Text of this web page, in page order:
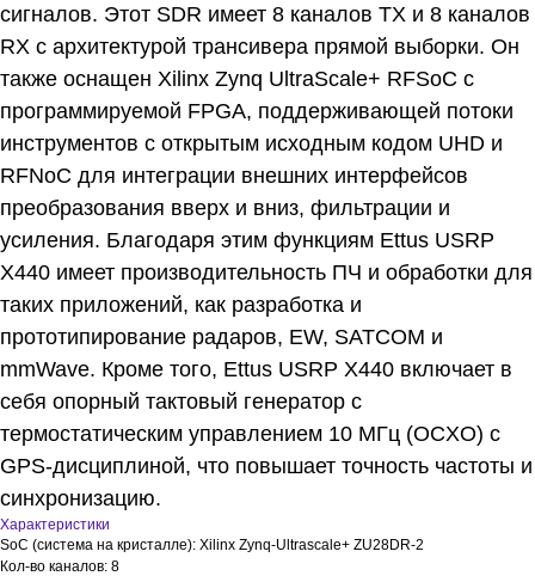
сигналов. Этот SDR имеет 8 каналов TX и 8 каналов
RX с архитектурой трансивера прямой выборки. Он
также оснащен Xilinx Zynq UltraScale+ RFSoC с
программируемой FPGA, поддерживающей потоки
инструментов с открытым исходным кодом UHD и
RFNoC для интеграции внешних интерфейсов
преобразования вверх и вниз, фильтрации и
усиления. Благодаря этим функциям Ettus USRP
X440 имеет производительность ПЧ и обработки для
таких приложений, как разработка и
прототипирование радаров, EW, SATCOM и
mmWave. Кроме того, Ettus USRP X440 включает в
себя опорный тактовый генератор с
термостатическим управлением 10 МГц (OCXO) с
GPS-дисциплиной, что повышает точность частоты и
синхронизацию.
Характеристики
SoC (система на кристалле): Xilinx Zynq-Ultrascale+ ZU28DR-2
Кол-во каналов: 8